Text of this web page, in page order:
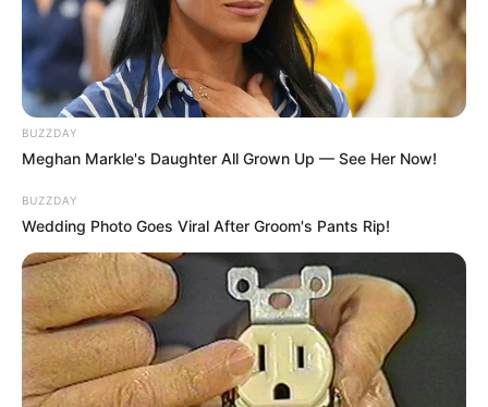
BUZZDAY
Meghan Markle's Daughter All Grown Up — See Her Now!
BUZZDAY
Wedding Photo Goes Viral After Groom's Pants Rip!